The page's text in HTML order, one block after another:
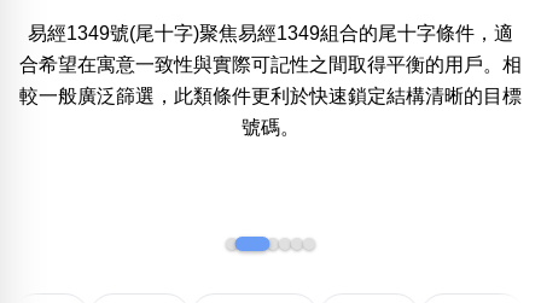
位置:
一 二 三 四 五 六 七 八
易經1349號(尾十字)聚焦易經1349組合的尾十字條件，適
合希望在寓意一致性與實際可記性之間取得平衡的用戶。相
較一般廣泛篩選，此類條件更利於快速鎖定結構清晰的目標
號碼。